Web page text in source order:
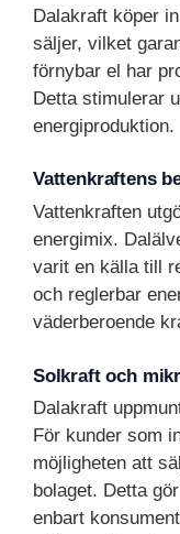
Dalakraft köper
säljer, vilket
förnybar el har
Detta stimulerar
energiproduktion.
Vattenkraftens
Vattenkraften
energimix.
varit en källa till
och reglerbar
väderberoende
Solkraft och
Dalakraft
För kunder som
möjligheten att
bolaget. Detta
enbart